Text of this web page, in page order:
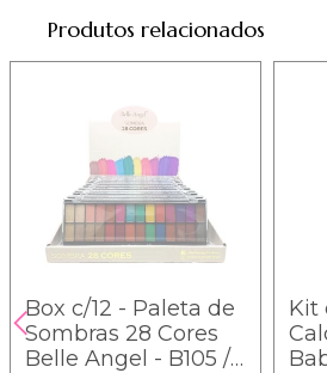
Produtos relacionados
Box c/12 - Paleta de
Sombras 28 Cores
Belle Angel - B105 /
Kit